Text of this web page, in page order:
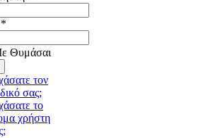
Θυμάσαι
τον
σας;
το
χρήστη